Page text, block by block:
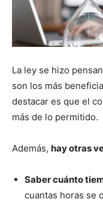
La ley se hizo
son los más
destacar es que el
más de lo permitido.
Además, hay otras
Saber cuánto
cuantas horas se